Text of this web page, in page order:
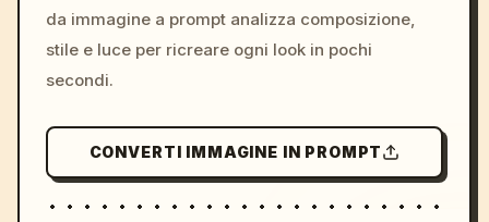
da immagine a prompt analizza composizione,
stile e luce per ricreare ogni look in pochi
secondi.
CONVERTI IMMAGINE IN PROMPT